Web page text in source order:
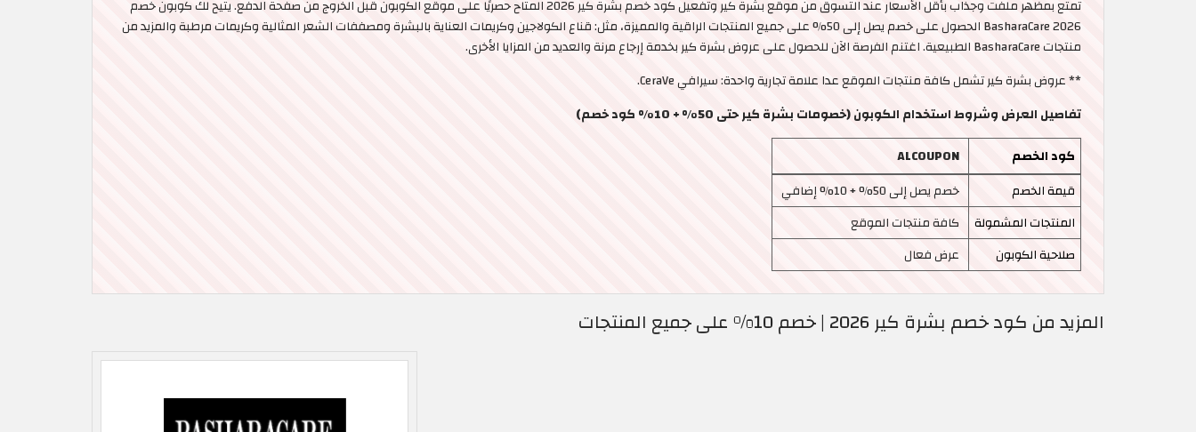
تمتع بمظهر ملفت وجذاب بأقل الأسعار عند التسوق من موقع بشرة كير وتفعيل كود خصم بشرة كير 2026 المتاح حصريًا على موقع الكوبون قبل الخروج من صفحة الدفع. يتيح لك كوبون خصم
BasharaCare 2026 الحصول على خصم يصل إلى 50% على جميع المنتجات الراقية والمميزة، مثل: قناع الكولاجين وكريمات العناية بالبشرة ومصففات الشعر المثالية وكريمات مرطبة والمزيد من
منتجات BasharaCare الطبيعية. اغتنم الفرصة الآن للحصول على عروض بشرة كير بخدمة إرجاع مرنة والعديد من المزايا الأخرى. ​
** عروض بشرة كير تشمل كافة منتجات الموقع عدا علامة تجارية واحدة: سيرافي CeraVe.
تفاصيل العرض وشروط استخدام الكوبون (خصومات بشرة كير حتى 50% + 10% كود خصم)
كود الخصم
ALCOUPON
قيمة الخصم
خصم يصل إلى 50% + 10% إضافي
المنتجات المشمولة
كافة منتجات الموقع
صلاحية الكوبون
عرض فعال
المزيد من كود خصم بشرة كير 2026 | خصم 10% على جميع المنتجات